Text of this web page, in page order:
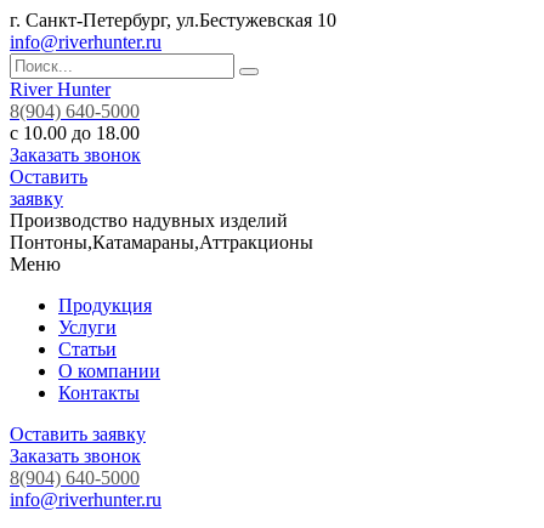
г. Санкт-Петербург, ул.Бестужевская 10
info@riverhunter.ru
River Hunter
8(904) 640-5000
с 10.00 до 18.00
Заказать звонок
Оставить
заявку
Производство надувных изделий
Понтоны,Катамараны,Аттракционы
Меню
Продукция
Услуги
Статьи
О компании
Контакты
Оставить заявку
Заказать звонок
8(904) 640-5000
info@riverhunter.ru